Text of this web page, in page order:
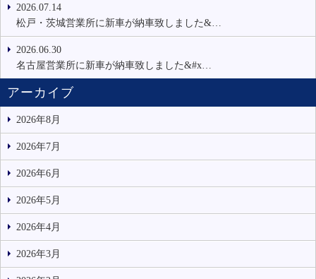
2026.07.14
松戸・茨城営業所に新車が納車致しました&…
2026.06.30
名古屋営業所に新車が納車致しました&#x…
アーカイブ
2026年8月
2026年7月
2026年6月
2026年5月
2026年4月
2026年3月